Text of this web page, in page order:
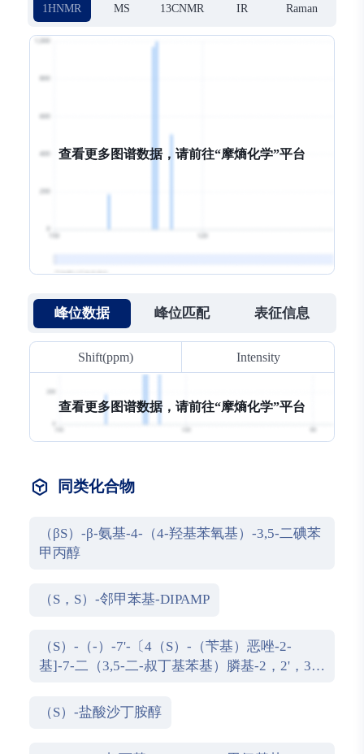
1HNMR MS 13CNMR IR Raman
查看更多图谱数据，请前往“摩熵化学”平台
摩熵化学
摩熵化学
摩熵化学
峰位数据 峰位匹配 表征信息
Shift(ppm) Intensity
查看更多图谱数据，请前往“摩熵化学”平台
摩熵化学
摩熵化学
同类化合物
（βS）-β-氨基-4-（4-羟基苯氧基）-3,5-二碘苯
甲丙醇
（S，S）-邻甲苯基-DIPAMP
（S）-（-）-7'-〔4（S）-（苄基）恶唑-2-
基]-7-二（3,5-二-叔丁基苯基）膦基-2，2'，3，
（S）-盐酸沙丁胺醇